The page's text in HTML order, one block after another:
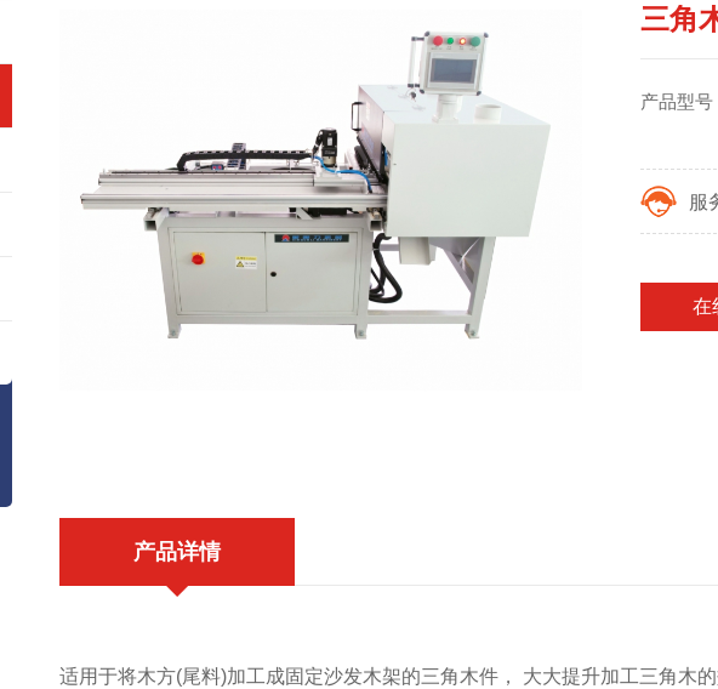
三角
产品型号
服
在
产品详情
适用于将木方(尾料)加工成固定沙发木架的三角木件， 大大提升加工三角木